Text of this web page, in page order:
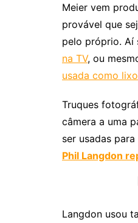
Meier vem
provável que
pelo próprio. Aí
na TV, ou
usada como lixo
Truques
câmera a uma
ser usadas
Phil Langdon
Langdon usou